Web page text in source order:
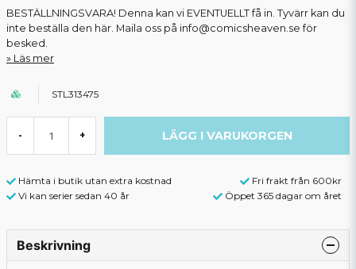
BESTÄLLNINGSVARA! Denna kan vi EVENTUELLT få in. Tyvärr kan du
inte beställa den här. Maila oss på info@comicsheaven.se för
besked.
Läs mer
STL313475
- + LÄGG I VARUKORGEN
Hämta i butik utan extra kostnad
Fri frakt från 600kr
Vi kan serier sedan 40 år
Öppet 365 dagar om året
Beskrivning